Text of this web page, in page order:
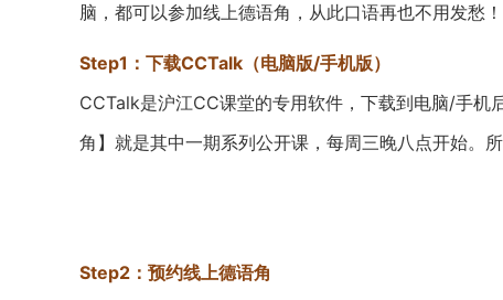
脑，都可以参加线上德语角，从此口语再也不用发愁！
Step1：下载CCTalk（电脑版/手机版）
CCTalk是沪江CC课堂的专用软件，下载到电脑/手机
角】就是其中一期系列公开课，每周三晚八点开始。
Step2：预约线上德语角